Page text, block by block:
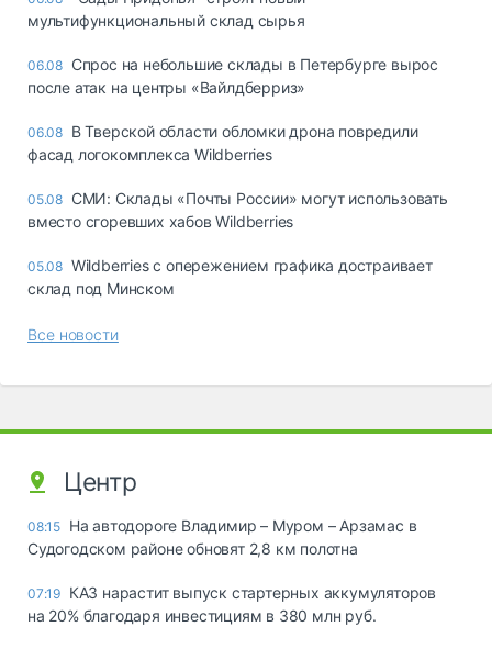
мультифункциональный склад сырья
06.08 Спрос на небольшие склады в Петербурге вырос
после атак на центры «Вайлдберриз»
06.08 В Тверской области обломки дрона повредили
фасад логокомплекса Wildberries
05.08 СМИ: Склады «Почты России» могут использовать
вместо сгоревших хабов Wildberries
05.08 Wildberries с опережением графика достраивает
склад под Минском
Все новости
Центр
08:15 На автодороге Владимир – Муром – Арзамас в
Судогодском районе обновят 2,8 км полотна
07:19 КАЗ нарастит выпуск стартерных аккумуляторов
на 20% благодаря инвестициям в 380 млн руб.